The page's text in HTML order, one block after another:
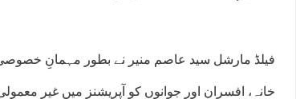
فیلڈ مارشل سید عاصم منیر نے بطور مہمانِ
خانہ، افسران اور جوانوں کو آپریشنز میں غیر